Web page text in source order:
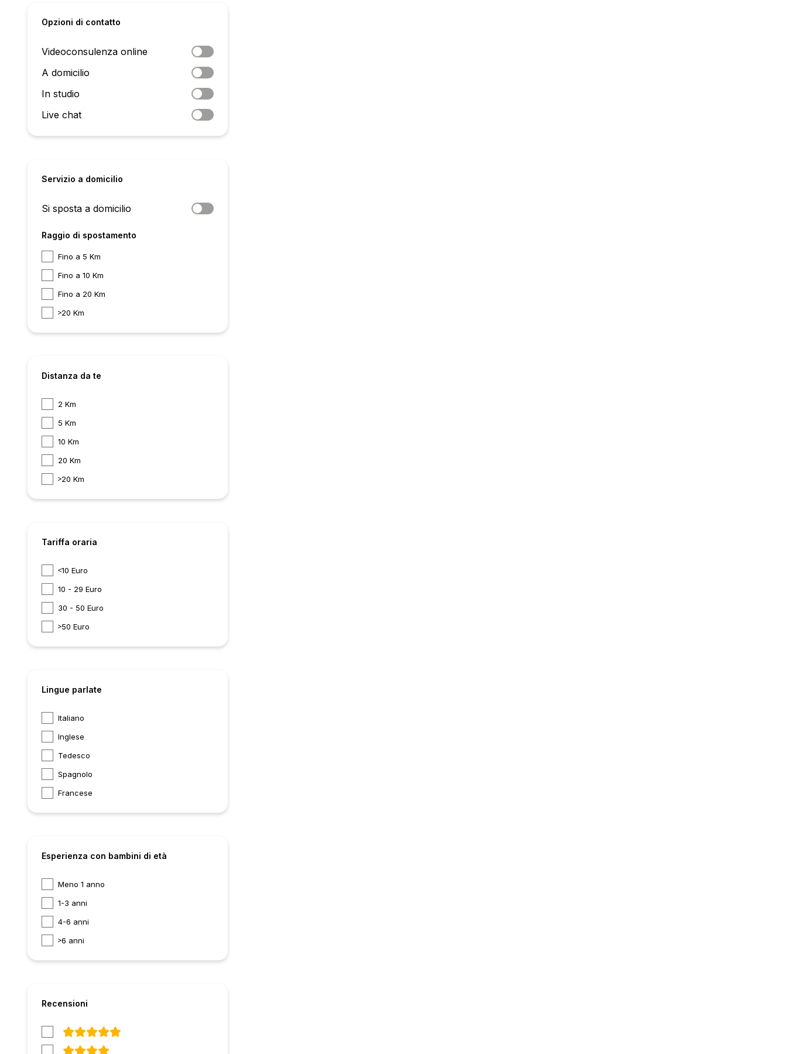
Opzioni di contatto
Videoconsulenza online
A domicilio
In studio
Live chat
Servizio a domicilio
Si sposta a domicilio
Raggio di spostamento
Fino a 5 Km
Fino a 10 Km
Fino a 20 Km
20 Km
Distanza da te
2 Km
5 Km
10 Km
20 Km
20 Km
Tariffa oraria
10 Euro
10 - 29 Euro
30 - 50 Euro
50 Euro
Lingue parlate
Italiano
Inglese
Tedesco
Spagnolo
Francese
Esperienza con bambini di età
Meno 1 anno
1-3 anni
4-6 anni
6 anni
Recensioni